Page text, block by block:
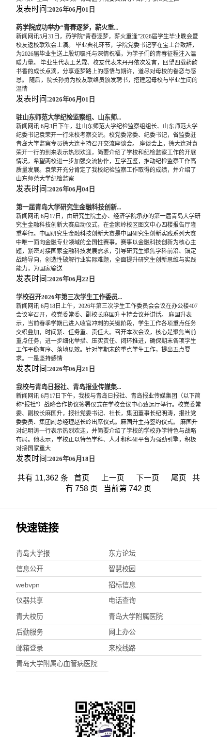
发表时间:2026年06月01日
药学院成功举办“青春逐梦，薪火重...
新闻网讯5月31日，药学院“青春逐梦，薪火重逢”2026届学生毕业晚会暨
校友返校联欢会上演。 毕业典礼环节，学院党委书记李在宝上台致辞，
为2026届毕业生送上殷切嘱托与深情祝福，为学子们的青春征程注入温
暖力量。 毕业生代表王艺霖、校友代表朱丹丹依次发言，回望四载药韵
书香的成长点滴，分享逐梦路上的感悟与期许，道尽对母校的眷恋与感
恩。 随后，院长孙勇为校友联络员颁发聘书，搭建起母校与毕业生间的
温情
发表时间:2026年06月01日
驻山东师范大学纪检监察组、山东师...
新闻网讯 6月3日下午，驻山东师范大学纪检监察组组长、山东师范大学
纪委书记袁荣开一行来校考察交流。校党委常委、纪委书记，省监委驻
青岛大学监察专员徐大连主持召开交流座谈会。 座谈会上，徐大连对袁
荣开一行的到来表示热烈欢迎，简要介绍了学校和纪检监察工作的开展
情况，希望两校进一步加强交流协作，互学互鉴，推动纪检监察工作高
质量发展。袁荣开充分肯定了我校纪检监察工作取得的成绩，并介绍了
山东师范大学纪检监察
发表时间:2026年06月04日
第一届青岛大学研究生金融科技创新...
新闻网讯 6月17日，由研究生院主办、经济学院承办的第一届青岛大学研
究生金融科技创新大赛启动仪式，在金家岭校区图文中心四楼报告厅隆
重举行。中国研究生金融科技创新大赛是中国研究生创新实践系列大赛
中唯一面向金融专业领域的全国性赛事。赛事以金融科技创新为核心主
题，紧密对接国家金融科技发展需求，引导研究生聚焦学科前沿、锚定
战略导向，创造性破解行业实际难题，全面提升研究生创新思维与实践
能力，为国家输送
发表时间:2026年06月22日
学校召开2026年第三次学生工作委员...
新闻网讯 6月18日上午，2026年第三次学生工作委员会会议在办公楼407
会议室召开，校党委常委、副校长麻国升主持会议并讲话。 麻国升表
示，当前春季学期已进入收官冲刺的关键阶段，学生工作各项重点任务
交织叠加，时间紧、任务重、责任大。召开本次会议，核心是聚焦当前
重点任务，进一步细化举措、压实责任、闭环推进，确保期末各项学生
工作平稳有序、落地见效。针对学期末的重点学生工作，提出五点要
求。一是坚持感情
发表时间:2026年06月21日
我校与青岛日报社、青岛报业传媒集...
新闻网讯 6月17日下午，我校与青岛日报社、青岛报业传媒集团（以下简
称“报社”）战略合作协议签署仪式在学校会议中心致远厅举行。校党委常
委、副校长麻国升，报社党委书记、社长，集团董事长纪明涛，报社党
委委员、集团副总经理赵长岭出席仪式。麻国升主持签约仪式。 麻国升
对纪明涛一行表示热烈欢迎，并简要介绍了学校的学校办学特色与战略
布局。他表示，学校正以特色学科、人才和科研平台为强劲引擎，积极
对接国家重大
发表时间:2026年06月18日
共有 11,362 条 首页 上一页 下一页 尾页
共
有 758 页 当前第 742 页
快速链接
青岛大学报 东方论坛
信息公开 智慧校园
webvpn 招标信息
仪器共享 电话查询
青大校历 青岛大学附属医院
后勤服务 网上办公
邮箱登录 来校线路
青岛大学附属心血管病医院